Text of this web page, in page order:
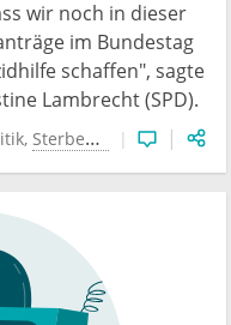
wir noch in dieser
im Bundestag
schaffen", sagte
Lambrecht (SPD).
Sterbehilfe